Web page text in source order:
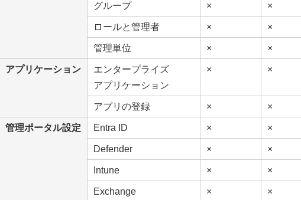
グループ × ×
ロールと管理者 × ×
管理単位 × ×
アプリケーション
エンタープライズ
アプリケーション
× ×
アプリの登録 × ×
管理ポータル設定 Entra ID × ×
Defender × ×
Intune × ×
Exchange × ×